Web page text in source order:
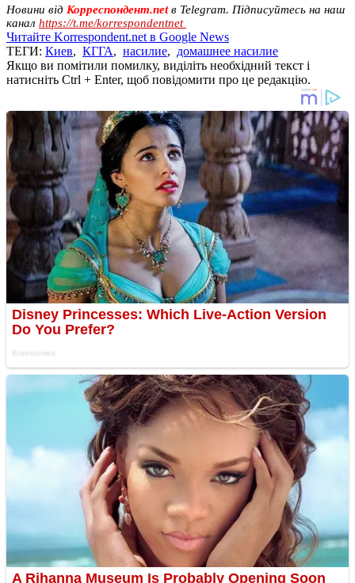
Новини від Корреспондент.netв Telegram. Підписуйтесь на наш
канал https://t.me/korrespondentnet
Читайте Korrespondent.net в Google News
ТЕГИ: Киев, КГГА, насилие, домашнее насилие
Якщо ви помітили помилку, виділіть необхідний текст і
натисніть Ctrl + Enter, щоб повідомити про це редакцію.